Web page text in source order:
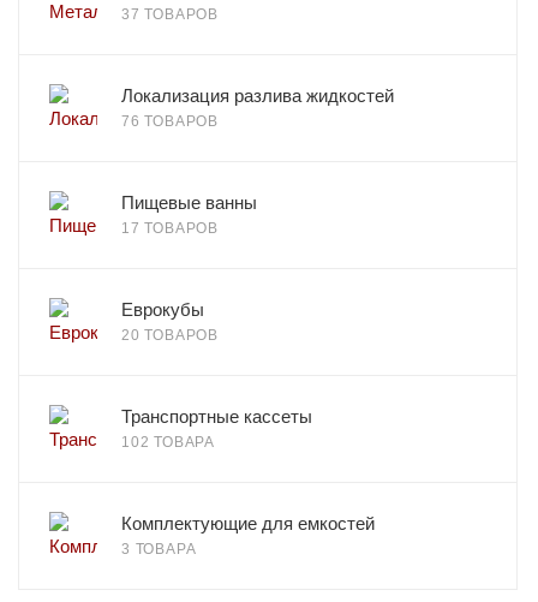
37 ТОВАРОВ
Локализация разлива жидкостей
76 ТОВАРОВ
Пищевые ванны
17 ТОВАРОВ
Еврокубы
20 ТОВАРОВ
Транспортные кассеты
102 ТОВАРА
Комплектующие для емкостей
3 ТОВАРА